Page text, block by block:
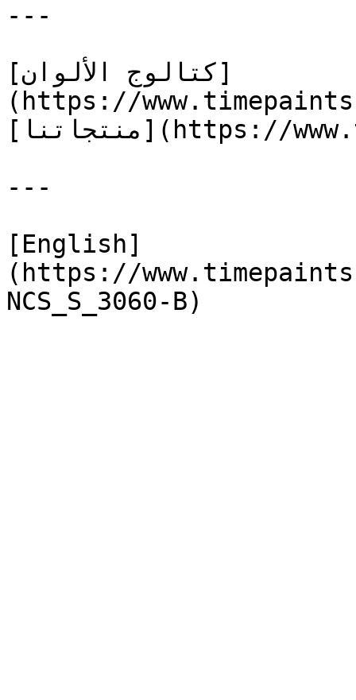
---
[كتالوج الألوان]
(https://
[منتجاتنا](https://www.timepaints.com/ar/products)
---
[English]
(https://
NCS_S_3060-B)